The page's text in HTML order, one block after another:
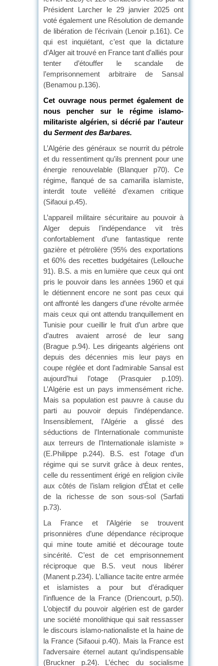
Président Larcher le 29 janvier 2025 ont
voté également une Résolution de demande
de libération de l’écrivain (Lenoir p.161). Ce
qui est inquiétant, c’est que la dictature
d’Alger ait trouvé en France tant d’alliés pour
tenter d’étouffer le scandale de
l’emprisonnement arbitraire de Sansal
(Benamou p.136).
Cet ouvrage nous permet également de
nous pencher sur le régime islamo-
militariste algérien, si décrié par l’auteur
du Serment des Barbares.
L’Algérie des généraux se nourrit du pétrole
et du ressentiment qu’ils prennent pour une
énergie renouvelable (Blanquer p70). Ce
régime, flanqué de sa camarilla islamiste,
interdit toute velléité d’examen critique
(Sifaoui p.45).
L’appareil militaire sécuritaire au pouvoir à
Alger depuis l’indépendance vit très
confortablement d’une fantastique rente
gazière et pétrolière (95% des exportations
et 60% des recettes budgétaires (Lellouche
91). B.S. a mis en lumière que ceux qui ont
pris le pouvoir dans les années 1960 et qui
le détiennent encore ne sont pas ceux qui
ont affronté les dangers d’une révolte armée
mais ceux qui ont attendu tranquillement en
Tunisie pour cueillir le fruit d’un arbre que
d’autres avaient arrosé de leur sang
(Brague p.94). Les dirigeants algériens ont
depuis des décennies mis leur pays en
coupe réglée et dont l’admirable Sansal est
aujourd’hui l’otage (Prasquier p.109).
L’Algérie est un pays immensément riche.
Mais sa population est pauvre à cause du
parti au pouvoir depuis l’indépendance.
Insensiblement, l’Algérie a glissé des
séductions de l’Internationale communiste
aux terreurs de l’Internationale islamiste »
(E.Philippe p.244). B.S. est l’otage d’un
régime qui se survit grâce à deux rentes,
celle du ressentiment érigé en religion civile
aux côtés de l’islam religion d’État et celle
de la richesse de son sous-sol (Sarfati
p.73).
La France et l’Algérie se trouvent
prisonnières d’une dépendance réciproque
qui mine toute amitié et décourage toute
sincérité. C’est de cet emprisonnement
réciproque que B.S. veut nous libérer
(Manent p.234). L’alliance tacite entre armée
et islamistes a pour but d’éradiquer
l’influence de la France (Driencourt, p.50).
L’objectif du pouvoir algérien est de garder
une société monolithique qui sait ressasser
le discours islamo-nationaliste et la haine de
la France (Sifaoui p.40). Mais la France est
l’adversaire éternel autant qu’indispensable
(Bruckner p.24). L’échec du socialisme